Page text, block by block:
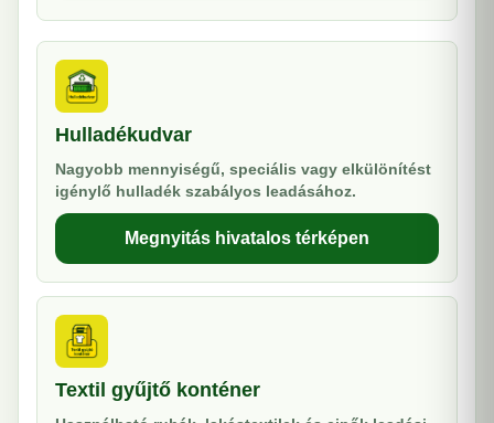
Hulladékudvar
Nagyobb mennyiségű, speciális vagy elkülönítést
igénylő hulladék szabályos leadásához.
Megnyitás hivatalos térképen
Textil gyűjtő konténer